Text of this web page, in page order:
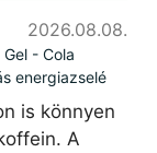
2026.08.08.
- Cola
energiazselé
is könnyen
A